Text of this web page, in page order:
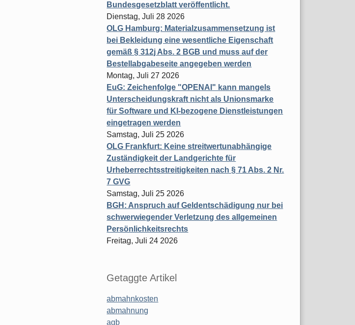
Bundesgesetzblatt veröffentlicht.
Dienstag, Juli 28 2026
OLG Hamburg: Materialzusammensetzung ist
bei Bekleidung eine wesentliche Eigenschaft
gemäß § 312j Abs. 2 BGB und muss auf der
Bestellabgabeseite angegeben werden
Montag, Juli 27 2026
EuG: Zeichenfolge "OPENAI" kann mangels
Unterscheidungskraft nicht als Unionsmarke
für Software und KI-bezogene Dienstleistungen
eingetragen werden
Samstag, Juli 25 2026
OLG Frankfurt: Keine streitwertunabhängige
Zuständigkeit der Landgerichte für
Urheberrechtsstreitigkeiten nach § 71 Abs. 2 Nr.
7 GVG
Samstag, Juli 25 2026
BGH: Anspruch auf Geldentschädigung nur bei
schwerwiegender Verletzung des allgemeinen
Persönlichkeitsrechts
Freitag, Juli 24 2026
Getaggte Artikel
abmahnkosten
abmahnung
agb